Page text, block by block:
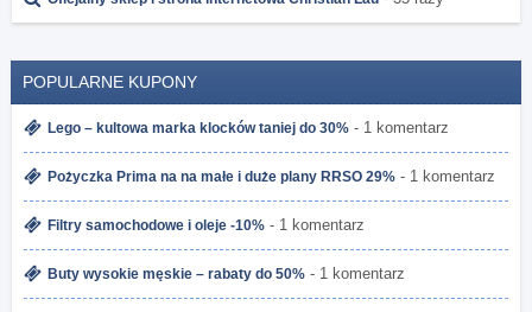
POPULARNE KUPONY
Lego – kultowa marka klocków taniej do 30% - 1 komentarz
Pożyczka Prima na na małe i duże plany RRSO 29% - 1 komentarz
Filtry samochodowe i oleje -10% - 1 komentarz
Buty wysokie męskie – rabaty do 50% - 1 komentarz